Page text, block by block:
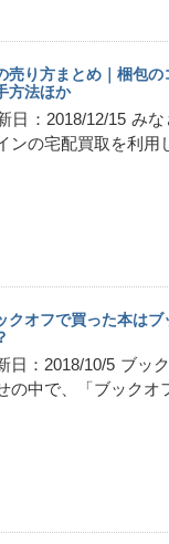
売り方まとめ｜梱包
方法ほか
日：2018/12/15 み
ンの宅配買取を利用
クオフで買った本は
日：2018/10/5 ブッ
の中で、「ブックオ